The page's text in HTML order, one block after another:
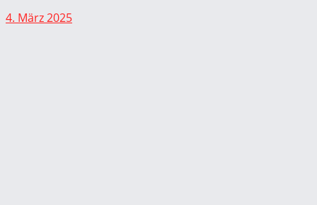
4. März 2025